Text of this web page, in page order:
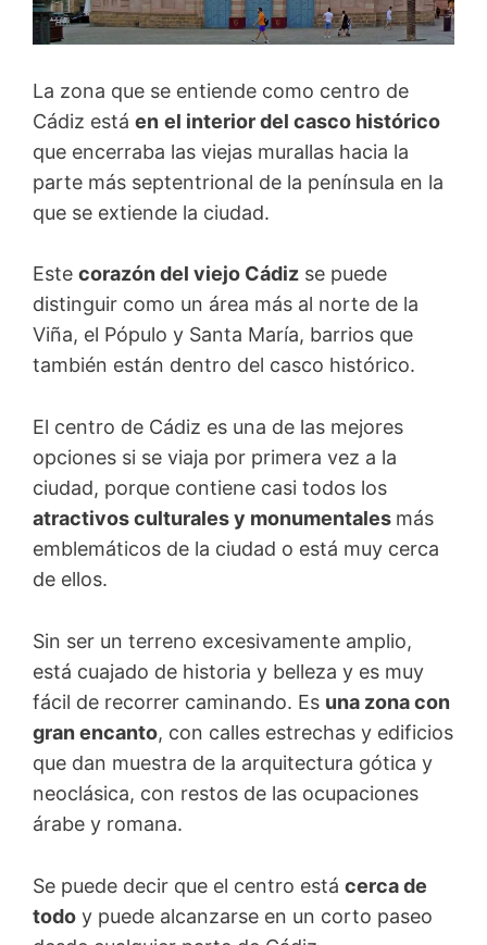
La zona que se entiende como centro de
Cádiz está en el interior del casco histórico
que encerraba las viejas murallas hacia la
parte más septentrional de la península en la
que se extiende la ciudad.
Este corazón del viejo Cádiz se puede
distinguir como un área más al norte de la
Viña, el Pópulo y Santa María, barrios que
también están dentro del casco histórico.
El centro de Cádiz es una de las mejores
opciones si se viaja por primera vez a la
ciudad, porque contiene casi todos los
atractivos culturales y monumentales más
emblemáticos de la ciudad o está muy cerca
de ellos.
Sin ser un terreno excesivamente amplio,
está cuajado de historia y belleza y es muy
fácil de recorrer caminando. Es una zona con
gran encanto, con calles estrechas y edificios
que dan muestra de la arquitectura gótica y
neoclásica, con restos de las ocupaciones
árabe y romana.
Se puede decir que el centro está cerca de
todo y puede alcanzarse en un corto paseo